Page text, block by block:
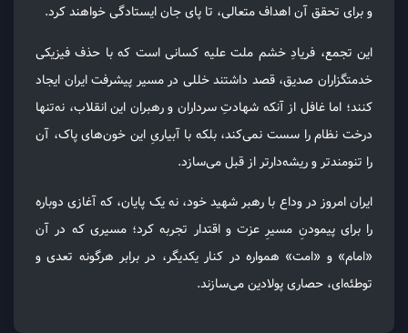
و برای تحقق آن اهداف متعالی، تا پای جان ایستادگی خواهند کرد.
این تجمع، فریادِ خشم ملت علیه کسانی است که با حذف فیزیکی
خدمتگزاران صدیق، قصد داشتند خللی در مسیر پیشرفت ایران ایجاد
کنند؛ اما غافل از آنکه شهادتِ سرداران و رهبران این انقلاب، نه‌تنها
درخت نظام را سست نمی‌کند، بلکه با آبیاریِ این خون‌های پاک، آن
را تنومندتر و ریشه‌دارتر از قبل می‌سازد.
ایران امروز در وداع با رهبر شهید خود، نه یک پایان، که آغازی دوباره
را برای پیمودنِ مسیرِ عزت و اقتدار تجربه کرد؛ مسیری که در آن
«امام» و «امت» همواره در کنار یکدیگر، در برابر هرگونه تعدی و
توطئه‌ای، حصاری پولادین می‌سازند.